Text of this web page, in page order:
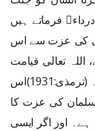
فرماتے ہیں
کی عزت سے اس
تعالی قیامت
کے دن اس کے چہرے سے آگ کو دور کر دے گا۔ (ترمذی:1931)اس
کی عزت کا
اور اگر ایسی